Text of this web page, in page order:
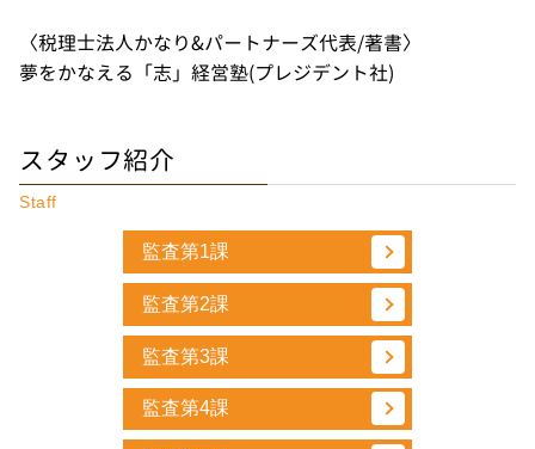
〈税理士法人かなり&パートナーズ代表/著書〉
夢をかなえる「志」経営塾(プレジデント社)
スタッフ紹介
Staff
監査第1課
監査第2課
監査第3課
監査第4課